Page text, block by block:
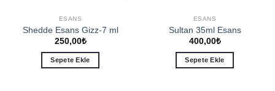
ESANS
Shedde Esans Gizz-7 ml
250,00₺
Sepete Ekle
ESANS
Sultan 35ml Esans
400,00₺
Sepete Ekle